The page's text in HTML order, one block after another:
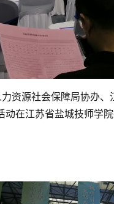
资源社会保障局协办
动在江苏省盐城技师学